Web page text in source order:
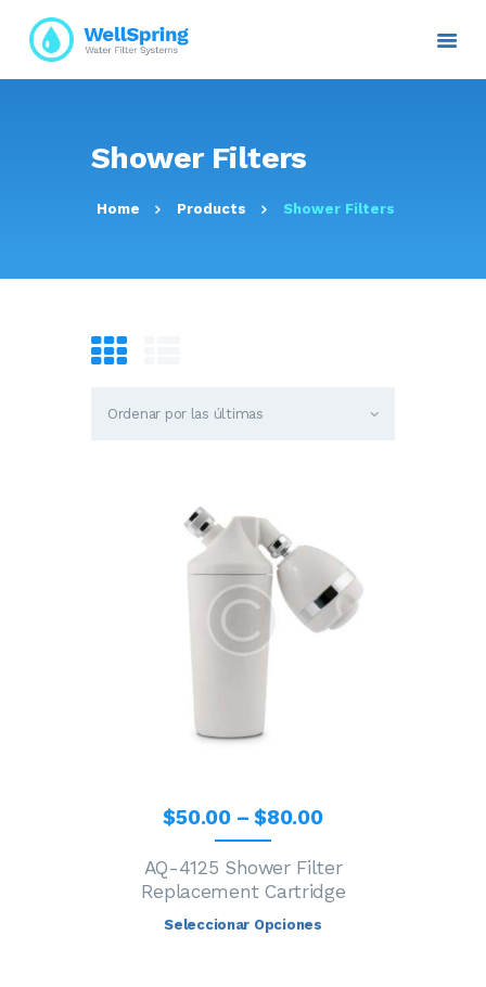
Shower Filters
Home Products Shower Filters
INICIO
NOSOTROS
PLANES Y PROYECTOS
RESOLUCIONES
CONTACTO E
$50.00 – $80.00
AQ-4125 Shower Filter
Replacement Cartridge
Seleccionar Opciones